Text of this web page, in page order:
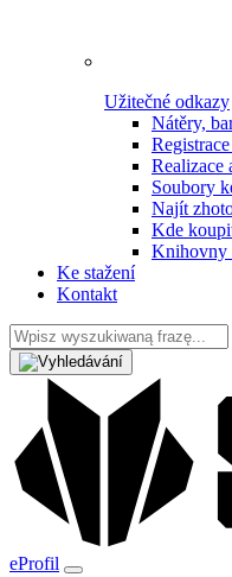
Užitečné odkazy
Nátěry,
Realizace
Soubory
Najít
Kde
Ke stažení
Kontakt
eProfil